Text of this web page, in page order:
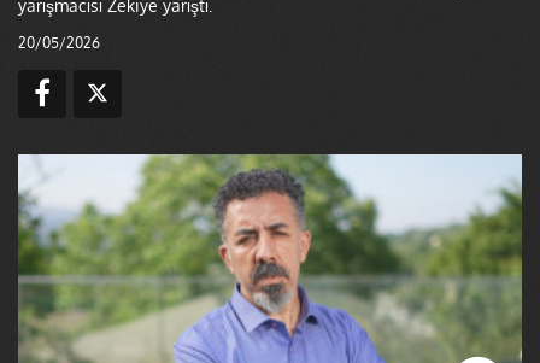
yarışmacısı Zekiye yarıştı.
20/05/2026